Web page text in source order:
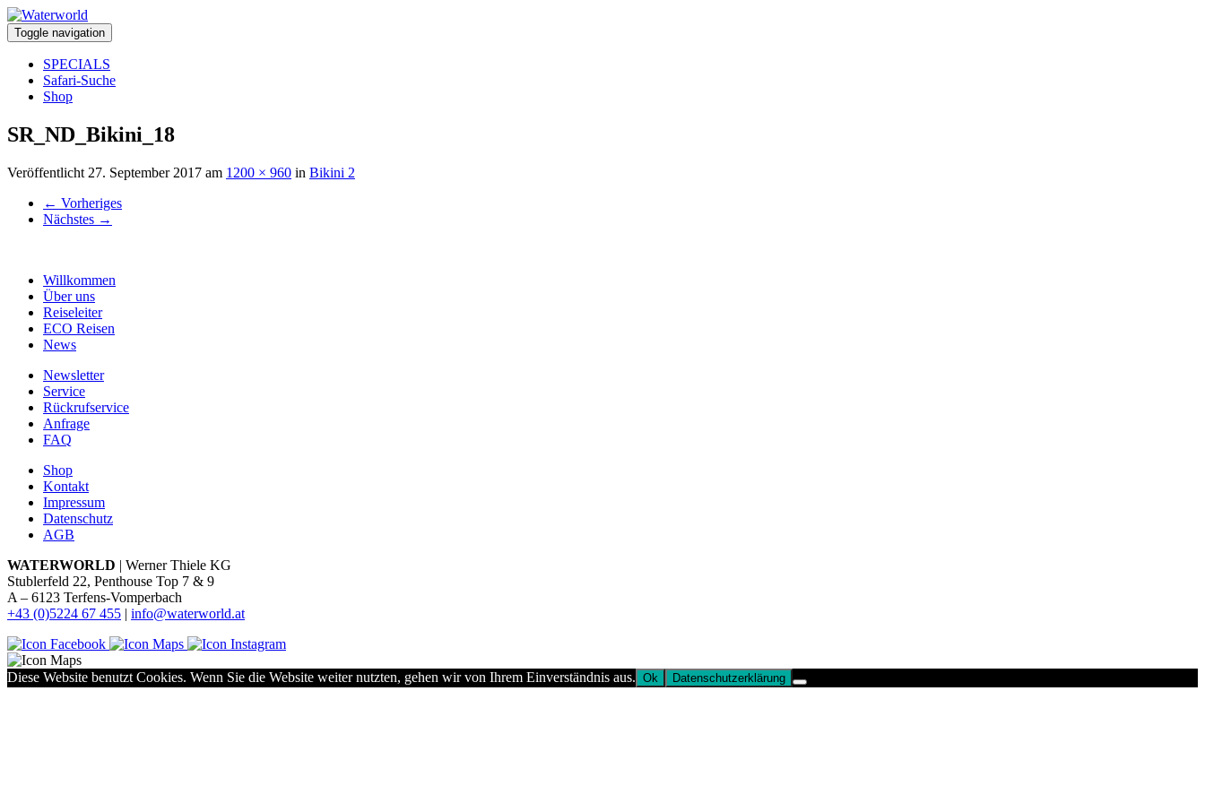
Toggle navigation
SPECIALS
Safari-Suche
Shop
SR_ND_Bikini_18
Veröffentlicht 27. September 2017 am 1200 × 960 in Bikini 2
← Vorheriges
Nächstes →
Willkommen
Über uns
Reiseleiter
ECO Reisen
News
Newsletter
Service
Rückrufservice
Anfrage
FAQ
Shop
Kontakt
Impressum
Datenschutz
AGB
WATERWORLD | Werner Thiele KG
Stublerfeld 22, Penthouse Top 7 & 9
A – 6123 Terfens-Vomperbach
+43 (0)5224 67 455 | info@waterworld.at
Diese Website benutzt Cookies. Wenn Sie die Website weiter nutzten, gehen wir von Ihrem Einverständnis aus. Ok Datenschutzerklärung